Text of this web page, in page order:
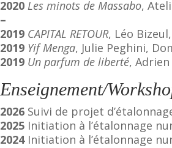
2020 Les minots de Massabo,
–
2019 CAPITAL RETOUR, Léo
2019 Yif Menga, Julie Peghini,
2019 Un parfum de liberté,
Enseignement/
2026 Suivi de projet
2025 Initiation à l’étalonnage
2024Initiation à l’étalonnage